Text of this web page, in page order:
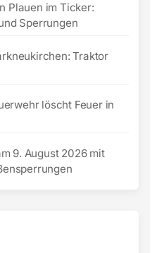
Plauen im Ticker:
Sperrungen
Traktor
löscht Feuer in
9. August 2026 mit